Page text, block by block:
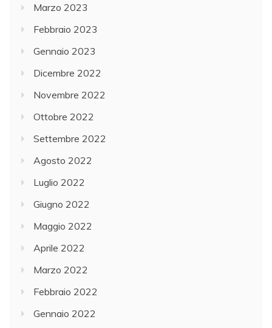
Marzo 2023
Febbraio 2023
Gennaio 2023
Dicembre 2022
Novembre 2022
Ottobre 2022
Settembre 2022
Agosto 2022
Luglio 2022
Giugno 2022
Maggio 2022
Aprile 2022
Marzo 2022
Febbraio 2022
Gennaio 2022